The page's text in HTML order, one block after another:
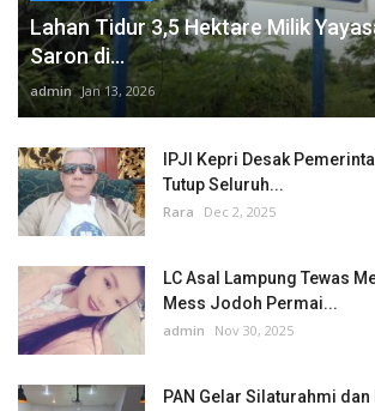
Lahan Tidur 3,5 Hektare Milik
Saron di...
admin Jan 13, 2026
IPJI Kepri Desak
Tutup Seluruh...
Rara Dec 2, 2025
LC Asal Lampung Tewas
Mess Jodoh Permai...
admin Nov 30, 2025
PAN Gelar Silaturahmi